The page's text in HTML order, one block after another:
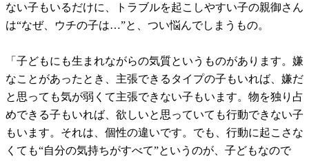
ない子もいるだけに、トラブルを起こしやすい子の親御さん
は“なぜ、ウチの子は…”と、つい悩んでしまうもの。
「子どもにも生まれながらの気質というものがあります。嫌
なことがあったとき、主張できるタイプの子もいれば、嫌だ
と思っても気が弱くて主張できない子もいます。物を独り占
めできる子もいれば、欲しいと思っていても行動できない子
もいます。それは、個性の違いです。でも、行動に起こさな
くても“自分の気持ちがすべて”というのが、子どもなので